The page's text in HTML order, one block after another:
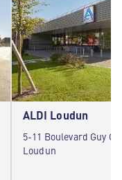
ALDI Loudun
5-11 Boulevard Guy
Loudun